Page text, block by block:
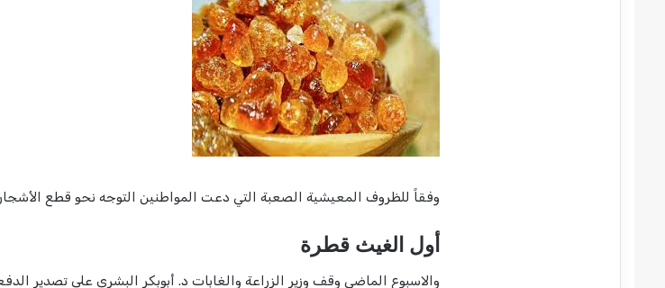
وفقاً للظروف المعيشية الصعبة التي دعت المواطنين التوجه نحو قطع
أول الغيث قطرة
والاسبوع الماضي وقف وزير الزراعة والغابات د. أبوبكر البشرى على تصدير